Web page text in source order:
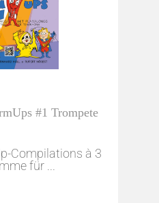
#1 Trompete
für ...